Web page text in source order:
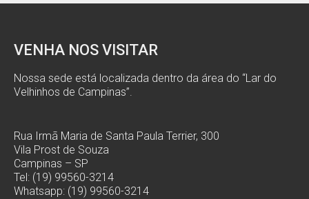
VENHA NOS VISITAR
Nossa sede está localizada dentro da área do “Lar do
Velhinhos de Campinas”.
Rua Irmã Maria de Santa Paula Terrier, 300
Vila Prost de Souza
Campinas – SP
Tel: (19) 99560-3214
Whatsapp: (19) 99560-3214